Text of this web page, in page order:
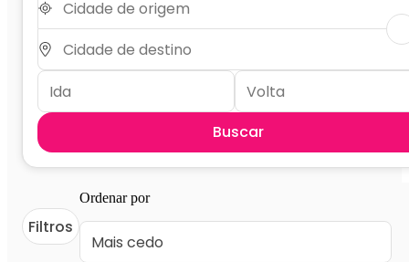
Buscar
Filtros
Ordenar por